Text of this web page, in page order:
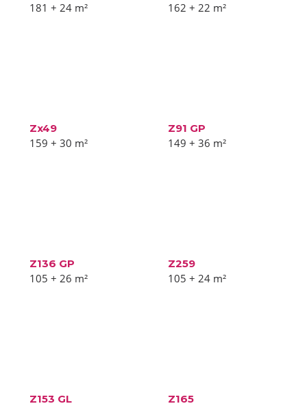
181 + 24 m² 162 + 22 m²
Zx49
159 + 30 m²
Z91 GP
149 + 36 m²
Z136 GP
105 + 26 m²
Z259
105 + 24 m²
Z153 GL Z165